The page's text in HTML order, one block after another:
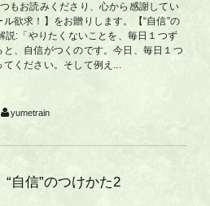
もお読みくださり、心から感謝してい
欲求！】をお贈りします。【“自信”の
:「やりたくないことを、毎日１つず
、自信がつくのです。今日、毎日１つ
ください。そして例え...
yumetrain
“自信”のつけかた2